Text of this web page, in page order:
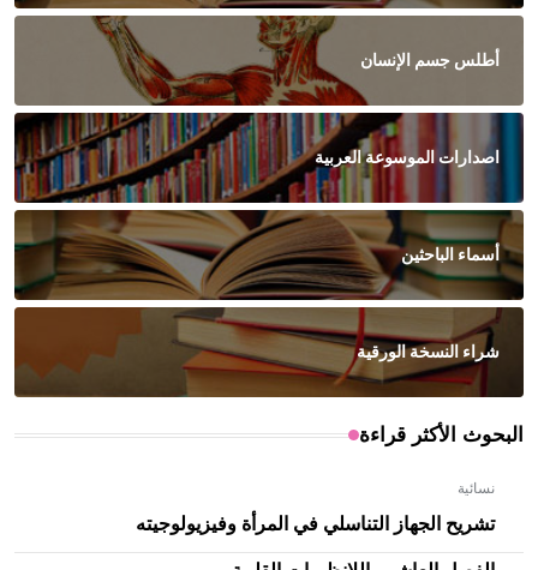
أطلس جسم الإنسان
اصدارات الموسوعة العربية
أسماء الباحثين
شراء النسخة الورقية
البحوث الأكثر قراءة
نسائية
تشريح الجهاز التناسلي في المرأة وفيزيولوجيته